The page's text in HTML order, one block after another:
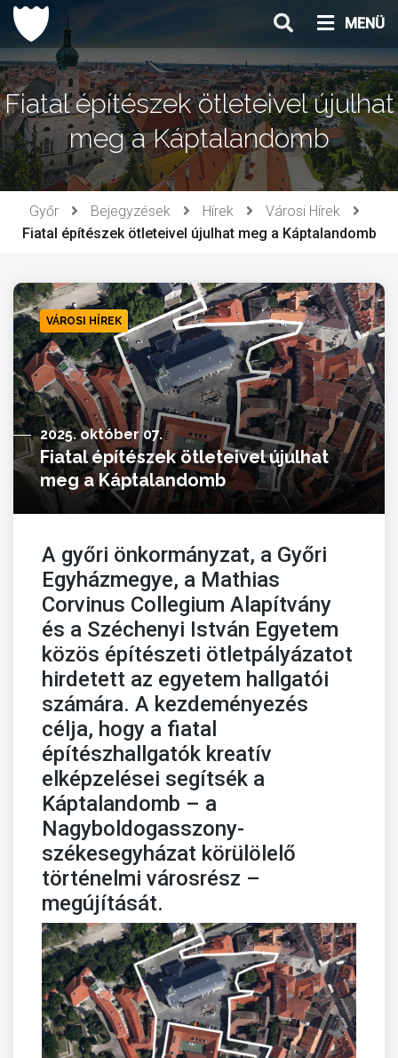
Ugrás
tartalomhoz
MENÜ
Fiatal építészek ötleteivel újulhat
meg a Káptalandomb
Győr Bejegyzések Hírek
Városi Hírek
Fiatal építészek ötleteivel újulhat meg a Káptalandomb
VÁROSI HÍREK
2025. október 07.
Fiatal építészek ötleteivel újulhat
meg a Káptalandomb
A győri önkormányzat, a Győri
Egyházmegye, a Mathias
Corvinus Collegium Alapítvány
és a Széchenyi István Egyetem
közös építészeti ötletpályázatot
hirdetett az egyetem hallgatói
számára. A kezdeményezés
célja, hogy a fiatal
építészhallgatók kreatív
elképzelései segítsék a
Káptalandomb – a
Nagyboldogasszony-
székesegyházat körülölelő
történelmi városrész –
megújítását.